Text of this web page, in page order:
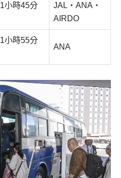
小時45分
JAL・ANA・
AIRDO
小時55分
ANA